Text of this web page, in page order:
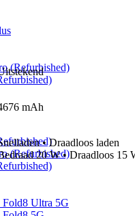
(Refurbished)
(Refurbished)
Fold8 Ultra 5G
mAh
• Draadloos laden
20 W • Draadloos 15